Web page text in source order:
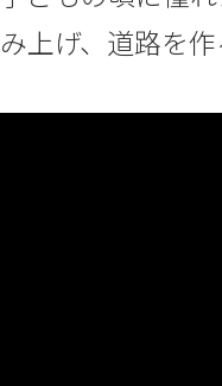
上げ、道路を